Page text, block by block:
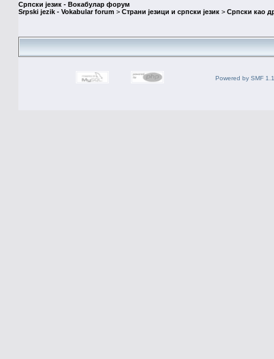
Српски језик - Вокабулар форум
Srpski jezik - Vokabular forum > Страни језици и српски језик > Српски као
Powered by SMF